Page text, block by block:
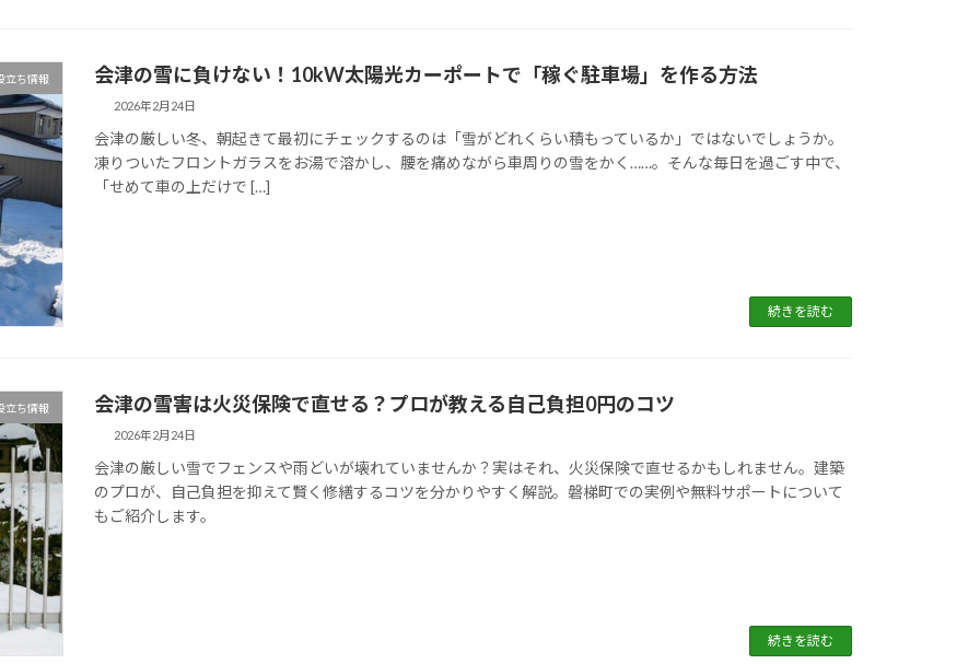
立ち情報 会津の雪に負けない！10kW太陽光カーポートで「稼ぐ駐車場」を作る方法
2026年2月24日
会津の厳しい冬、朝起きて最初にチェックするのは「雪がどれくらい積もっているか」ではないでしょうか。
凍りついたフロントガラスをお湯で溶かし、腰を痛めながら車周りの雪をかく……。そんな毎日を過ごす中で、
「せめて車の上だけで […]
続きを読む
立ち情報 会津の雪害は火災保険で直せる？プロが教える自己負担0円のコツ
2026年2月24日
会津の厳しい雪でフェンスや雨どいが壊れていませんか？実はそれ、火災保険で直せるかもしれません。建築
のプロが、自己負担を抑えて賢く修繕するコツを分かりやすく解説。磐梯町での実例や無料サポートについて
もご紹介します。
続きを読む